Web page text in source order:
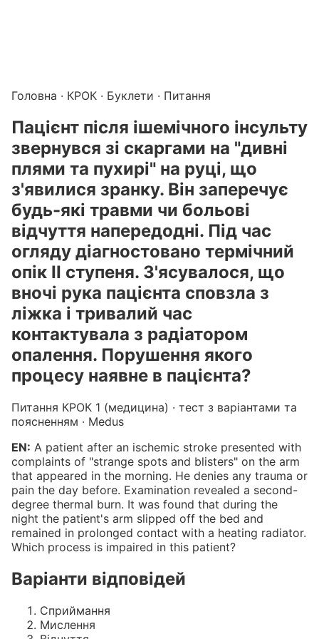
Головна · КРОК · Буклети · Питання
Пацієнт після ішемічного інсульту
звернувся зі скаргами на "дивні
плями та пухирі" на руці, що
з'явилися зранку. Він заперечує
будь-які травми чи больові
відчуття напередодні. Під час
огляду діагностовано термічний
опік ІІ ступеня. З'ясувалося, що
вночі рука пацієнта сповзла з
ліжка і тривалий час
контактувала з радіатором
опалення. Порушення якого
процесу наявне в пацієнта?
Питання КРОК 1 (медицина) · тест з варіантами та
поясненням · Medus
EN: A patient after an ischemic stroke presented with
complaints of "strange spots and blisters" on the arm
that appeared in the morning. He denies any trauma or
pain the day before. Examination revealed a second-
degree thermal burn. It was found that during the
night the patient's arm slipped off the bed and
remained in prolonged contact with a heating radiator.
Which process is impaired in this patient?
Варіанти відповідей
Сприймання
Мислення